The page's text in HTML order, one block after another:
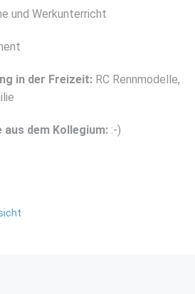
und Werkunterricht
in der Freizeit: RC Rennmodelle,
dem Kollegium: :-)